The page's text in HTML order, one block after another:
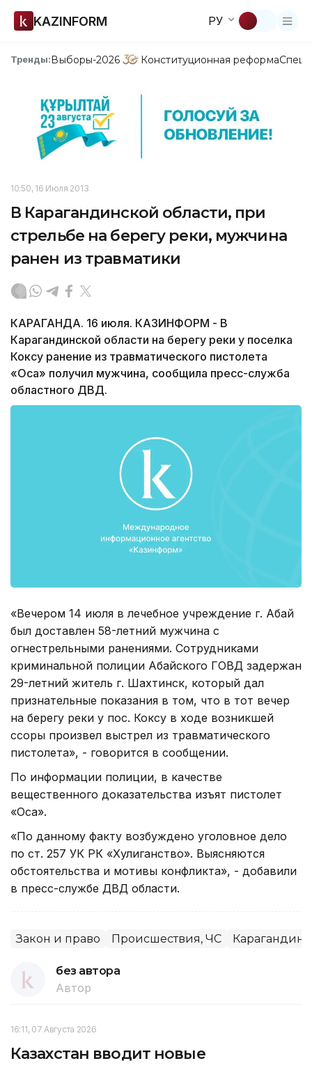
KAZINFORM РУ
Тренды:Выборы-2026 Конституционная реформа
10:50, 16 Июля 2013
В Карагандинской области, при
стрельбе на берегу реки, мужчина
ранен из травматики
КАРАГАНДА. 16 июля. КАЗИНФОРМ - В
Карагандинской области на берегу реки у поселка
Коксу ранение из травматического пистолета
«Оса» получил мужчина, сообщила пресс-служба
областного ДВД.
«Вечером 14 июля в лечебное учреждение г. Абай
был доставлен 58-летний мужчина с
огнестрельными ранениями. Сотрудниками
криминальной полиции Абайского ГОВД задержан
29-летний житель г. Шахтинск, который дал
признательные показания в том, что в тот вечер
на берегу реки у пос. Коксу в ходе возникшей
ссоры произвел выстрел из травматического
пистолета», - говорится в сообщении.
По информации полиции, в качестве
вещественного доказательства изъят пистолет
«Оса».
«По данному факту возбуждено уголовное дело
по ст. 257 УК РК «Хулиганство». Выясняются
обстоятельства и мотивы конфликта», - добавили
в пресс-службе ДВД области.
Закон и право Происшествия, ЧС
без автора
Автор
16:11, 07 Августа 2026
Казахстан вводит новые